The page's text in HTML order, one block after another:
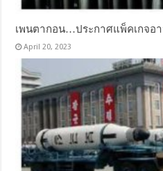
เพนตากอน…ประกาศแพ็คเกจอ
April 20, 2023